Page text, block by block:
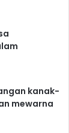
kanak-
mewarna